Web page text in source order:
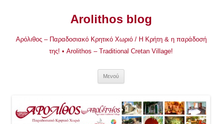
Arolithos blog
Αρόλιθος – Παραδοσιακό Κρητικό Χωριό / Η Κρήτη & η παράδοσή
της! • Arolithos – Traditional Cretan Village!
Μενού